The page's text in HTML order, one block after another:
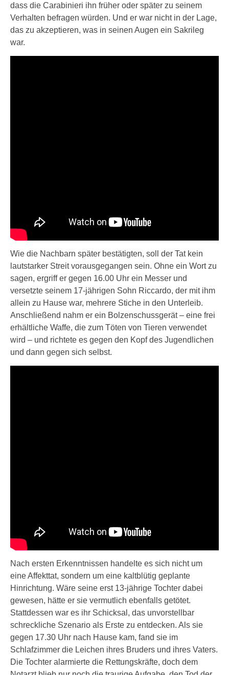
dass die Carabinieri ihn früher oder später zu seinem
Verhalten befragen würden. Und er war nicht in der Lage,
das zu akzeptieren, was in seinen Augen ein Sakrileg
war.
Wie die Nachbarn später bestätigten, soll der Tat kein
lautstarker Streit vorausgegangen sein. Ohne ein Wort zu
sagen, ergriff er gegen 16.00 Uhr ein Messer und
versetzte seinem 17-jährigen Sohn Riccardo, der mit ihm
allein zu Hause war, mehrere Stiche in den Unterleib.
Anschließend nahm er ein Bolzenschussgerät – eine frei
erhältliche Waffe, die zum Töten von Tieren verwendet
wird – und richtete es gegen den Kopf des Jugendlichen
und dann gegen sich selbst.
Nach ersten Erkenntnissen handelte es sich nicht um
eine Affekttat, sondern um eine kaltblütig geplante
Hinrichtung. Wäre seine erst 13-jährige Tochter dabei
gewesen, hätte er sie vermutlich ebenfalls getötet.
Stattdessen war es ihr Schicksal, das unvorstellbar
schreckliche Szenario als Erste zu entdecken. Als sie
gegen 17.30 Uhr nach Hause kam, fand sie im
Schlafzimmer die Leichen ihres Bruders und ihres Vaters.
Die Tochter alarmierte die Rettungskräfte, doch dem